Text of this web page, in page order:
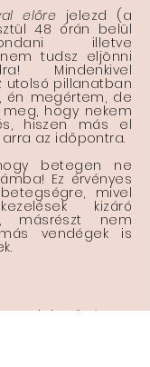
előre jelezd (a
48 órán belül
illetve
tudsz eljönni
Mindenkivel
utolsó pillanatban
én megértem, de
hogy nekem
hiszen más el
az időpontra.
betegen ne
Ez érvényes
mivel
kizáró
másrészt nem
vendégek is
lehetőség a